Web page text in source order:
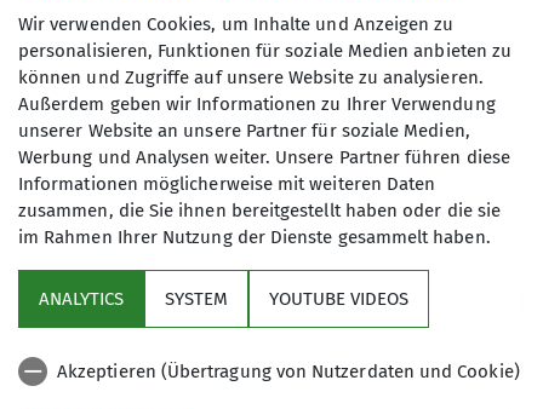
unserer Tutzinger Hütte begrüßt.
An den insgesamt 4 Tagen konnten große
klassische Routen an der beeindruckenden
Nordwand geklettert werden. Der Charakter der
Kletterei ist sehr alpin und konditionell
anspruchsvoll. Wir begingen die Touren „Rampe-
Rippe“ (Schwierigkeit 4+, 13 Seillängen) und die
„Gsuacht und Gfundn“ (Schwierigkeit 6+, 9
Seillängen). Die Touren sind keine
Sportklettertouren und forderten unser
Gesamtkönnen sehr. Ein unerwarteter kurzer und
starker Regenschauer in der „Gsuacht und
Wir verwenden Cookies, um Inhalte und Anzeigen zu
personalisieren, Funktionen für soziale Medien anbieten zu
können und Zugriffe auf unsere Website zu analysieren.
Außerdem geben wir Informationen zu Ihrer Verwendung
unserer Website an unsere Partner für soziale Medien,
Werbung und Analysen weiter. Unsere Partner führen diese
Informationen möglicherweise mit weiteren Daten
zusammen, die Sie ihnen bereitgestellt haben oder die sie
im Rahmen Ihrer Nutzung der Dienste gesammelt haben.
ANALYTICS SYSTEM YOUTUBE VIDEOS
Akzeptieren (Übertragung von Nutzerdaten und Cookie)